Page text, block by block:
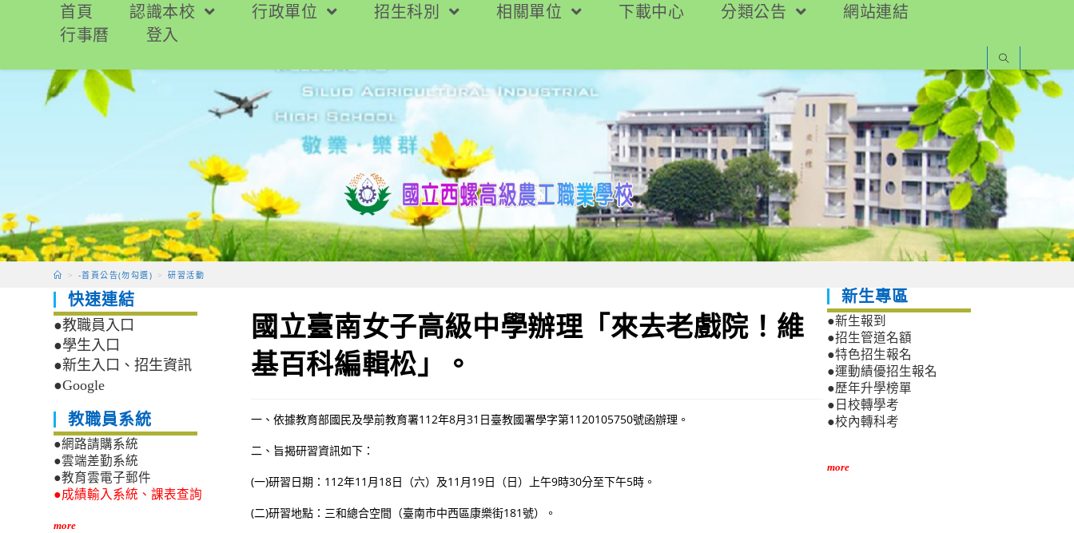
要
首頁 認識本校 行政單位 招生科別 相關單位 下載中心 分類公告
網站連結
行事曆
登入
> -首頁公告(勿勾選) > 研習活動
國立臺南女子高級中學辦理「來去老戲院！維
基百科編輯松」。
一、依據教育部國民及學前教育署112年8月31日臺教國署學字第1120105750號函辦理。
二、旨揭研習資訊如下：
(一)研習日期：112年11月18日（六）及11月19日（日）上午9時30分至下午5時。
(二)研習地點：三和總合空間（臺南市中西區康樂街181號）。
快速連結
●教職員入口
●學生入口
●新生入口、招生資訊
●Google
教職員系統
●網路請購系統
●雲端差勤系統
●教育雲電子郵件
●成績輸入系統、課表查詢
more
新生專區
●新生報到
●招生管道名額
●特色招生報名
●運動績優招生報名
●歷年升學榜單
●日校轉學考
●校內轉科考
more